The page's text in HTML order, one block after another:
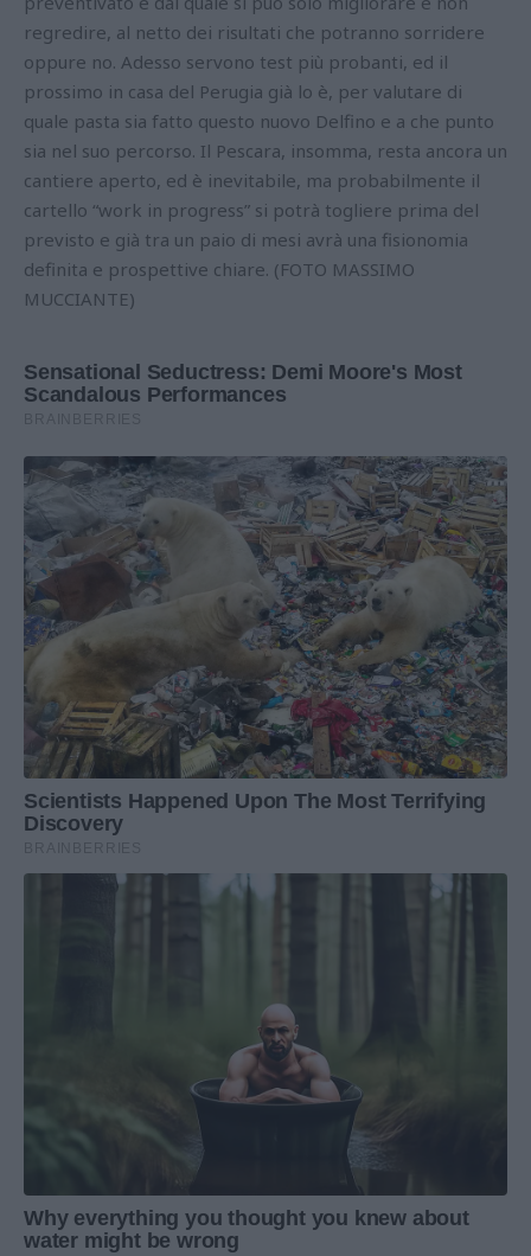
regredire, al netto dei risultati che potranno sorridere
oppure no. Adesso servono test più probanti, ed il
prossimo in casa del Perugia già lo è, per valutare di
quale pasta sia fatto questo nuovo Delfino e a che punto
sia nel suo percorso. Il Pescara, insomma, resta ancora un
cantiere aperto, ed è inevitabile, ma probabilmente il
cartello “work in progress” si potrà togliere prima del
previsto e già tra un paio di mesi avrà una fisionomia
definita e prospettive chiare. (FOTO MASSIMO
MUCCIANTE)